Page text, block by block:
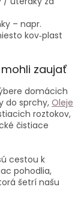
– napr.
kov‑plast
zaujať
domácich
do sprchy, Oleje
roztokov,
čistiace
cestou k
pohodlia,
šetrí našu